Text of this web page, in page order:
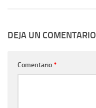
DEJA UN COMENTARIO
Comentario*